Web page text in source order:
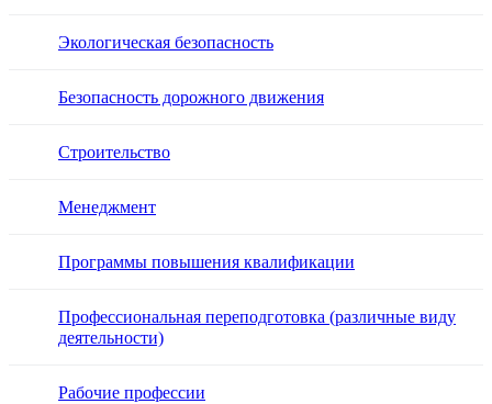
Экологическая безопасность
Безопасность дорожного движения
Строительство
Менеджмент
Программы повышения квалификации
Профессиональная переподготовка (различные виду
деятельности)
Рабочие профессии